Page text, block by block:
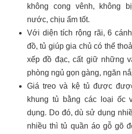
không cong vênh, không
nước, chịu ẩm tốt.
Với diện tích rộng rãi, 6
đồ, tủ giúp gia chủ có thể
xếp đồ đạc, cất giữ những
phòng ngủ gọn gàng, ngăn
Giá treo và kệ tủ được
khung tủ bằng các loại ốc
dụng. Do đó, dù sử dụng
nhiều thì tủ quần áo gỗ gõ